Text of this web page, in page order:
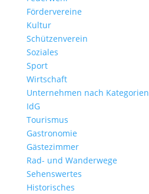
Fördervereine
Kultur
Schützenverein
Soziales
Sport
Wirtschaft
Unternehmen nach Kategorien
IdG
Tourismus
Gastronomie
Gästezimmer
Rad- und Wanderwege
Sehenswertes
Historisches